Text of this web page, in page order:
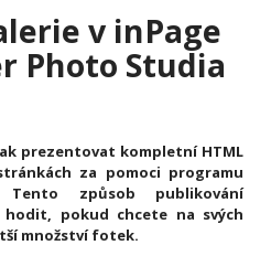
v inPage
Photo Studia
prezentovat kompletní HTML
za pomoci programu
způsob publikování
pokud chcete na svých
množství fotek.